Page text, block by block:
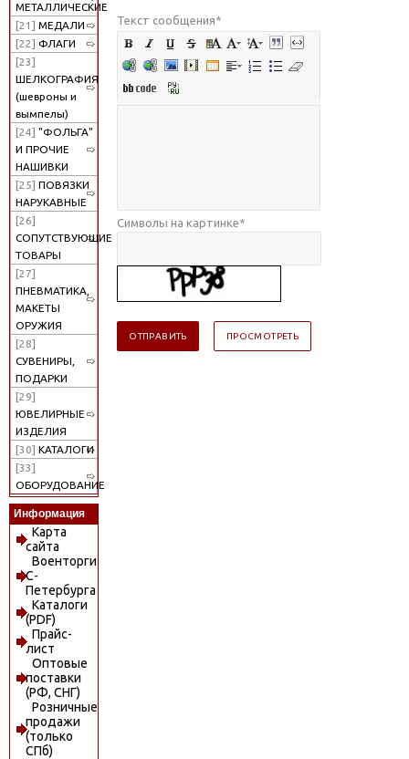
МЕТАЛЛИЧЕСКИЕ
[21] МЕДАЛИ
[22] ФЛАГИ
[23]
ШЕЛКОГРАФИЯ
(шевроны и
вымпелы)
[24] "ФОЛЬГА"
И ПРОЧИЕ
НАШИВКИ
[25] ПОВЯЗКИ
НАРУКАВНЫЕ
[26]
СОПУТСТВУЮЩИЕ
ТОВАРЫ
[27]
ПНЕВМАТИКА,
МАКЕТЫ
ОРУЖИЯ
[28]
СУВЕНИРЫ,
ПОДАРКИ
[29]
ЮВЕЛИРНЫЕ
ИЗДЕЛИЯ
[30] КАТАЛОГИ
[33]
ОБОРУДОВАНИЕ
Информация
Карта
сайта
Военторги
С-
Петербурга
Каталоги
(PDF)
Прайс-
лист
Оптовые
поставки
(РФ, СНГ)
Розничные
продажи
(только
СПб)
Текст сообщения*
Символы на картинке*